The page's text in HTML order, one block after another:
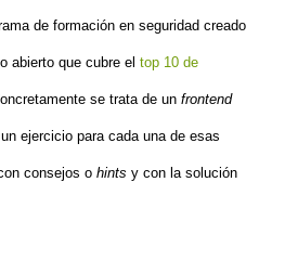
de formación en seguridad creado
abierto que cubre el top 10 de
se trata de un frontend
ejercicio para cada una de esas
consejos o hints y con la solución